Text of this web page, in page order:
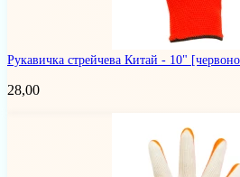
Рукавичка стрейчева Китай - 10"
28,00